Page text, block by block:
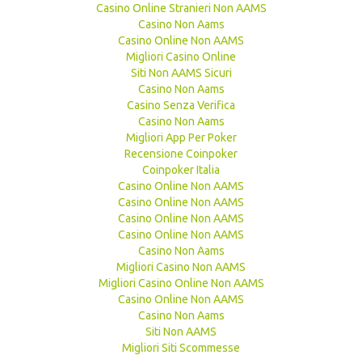
Casino Online Stranieri Non AAMS
Casino Non Aams
Casino Online Non AAMS
Migliori Casino Online
Siti Non AAMS Sicuri
Casino Non Aams
Casino Senza Verifica
Casino Non Aams
Migliori App Per Poker
Recensione Coinpoker
Coinpoker Italia
Casino Online Non AAMS
Casino Online Non AAMS
Casino Online Non AAMS
Casino Online Non AAMS
Casino Non Aams
Migliori Casino Non AAMS
Migliori Casino Online Non AAMS
Casino Online Non AAMS
Casino Non Aams
Siti Non AAMS
Migliori Siti Scommesse